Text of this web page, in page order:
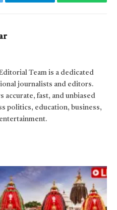
Team is a dedicated
journalists and editors.
accurate, fast, and unbiased
politics, education, business,